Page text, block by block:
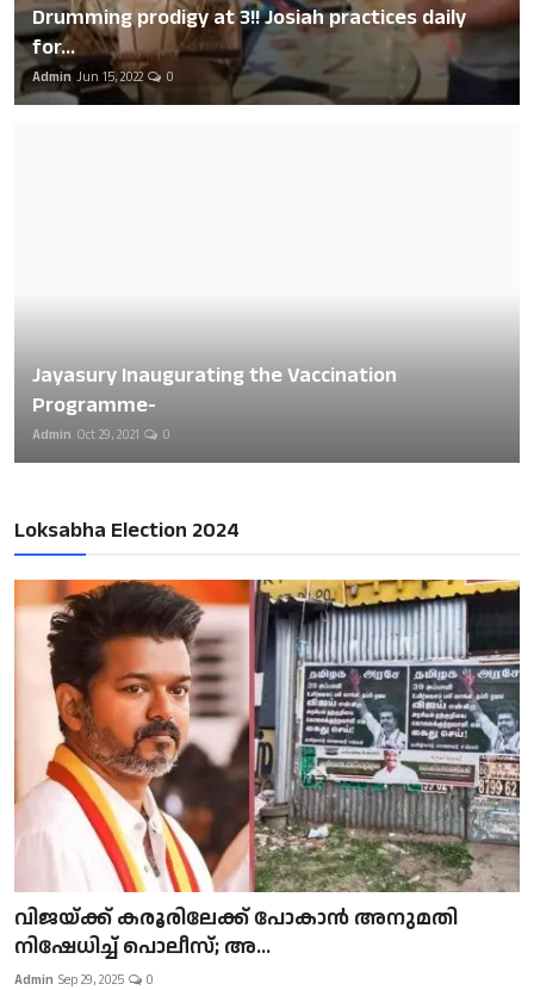
Drumming prodigy at 3!! Josiah practices daily
for...
Admin Jun 15, 2022 0
Jayasury Inaugurating the Vaccination
Programme-
Admin Oct 29, 2021 0
Loksabha Election 2024
വിജയ്ക്ക് കരൂരിലേക്ക് പോകാൻ അനുമതി
നിഷേധിച്ച് പൊലീസ്; അ...
Admin Sep 29, 2025 0